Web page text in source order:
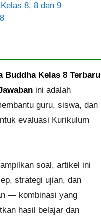
8, 8 dan 9
Buddha Kelas 8 Terbaru
ini adalah
guru, siswa, dan
evaluasi Kurikulum
soal, artikel ini
strategi ujian, dan
— kombinasi yang
hasil belajar dan